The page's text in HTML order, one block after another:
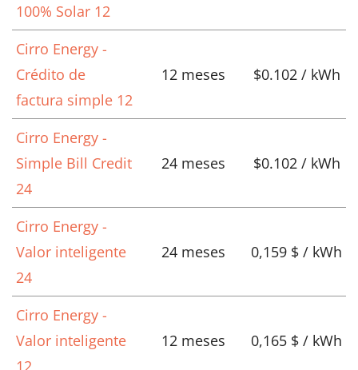
100% Solar 12
Cirro Energy -
Crédito de
factura simple 12
12 meses $0.102 / kWh
Cirro Energy -
Simple Bill Credit
24
24 meses $0.102 / kWh
Cirro Energy -
Valor inteligente
24
24 meses 0,159 $ / kWh
Cirro Energy -
Valor inteligente
12
12 meses 0,165 $ / kWh